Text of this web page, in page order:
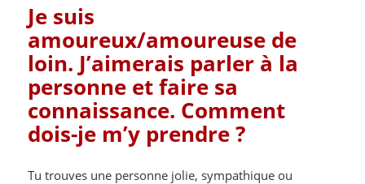
Je suis
amoureux/amoureuse de
loin. J’aimerais parler à la
personne et faire sa
connaissance. Comment
dois-je m’y prendre ?
Tu trouves une personne jolie, sympathique ou